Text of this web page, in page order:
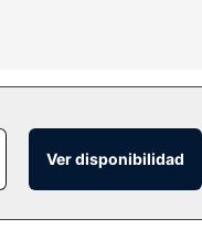
sin asistencia
Ver disponibilidad